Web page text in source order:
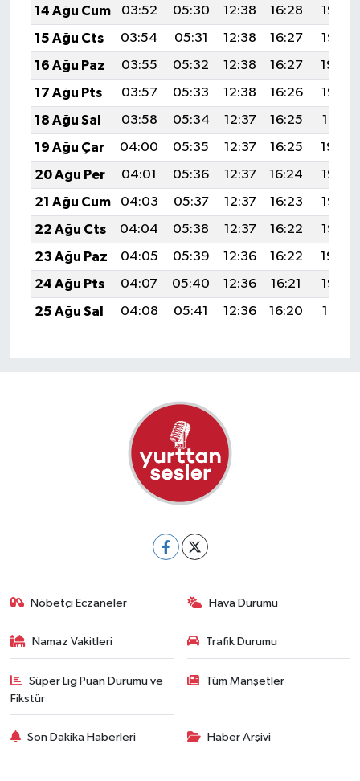
14 Ağu Cum
03:52 05:30 12:38 16:28
19:37
15 Ağu Cts
03:54 05:31 12:38 16:27
19:35
16 Ağu Paz
03:55 05:32 12:38 16:27
19:34
17 Ağu Pts
03:57 05:33 12:38 16:26
19:32
18 Ağu Sal
03:58 05:34 12:37 16:25
19:31
19 Ağu Çar
04:00 05:35 12:37 16:25
19:30
20 Ağu Per
04:01 05:36 12:37 16:24
19:28
21 Ağu Cum
04:03 05:37 12:37 16:23
19:27
22 Ağu Cts
04:04 05:38 12:37 16:22
19:25
23 Ağu Paz
04:05 05:39 12:36 16:22
19:24
24 Ağu Pts
04:07 05:40 12:36 16:21
19:22
25 Ağu Sal
04:08 05:41 12:36 16:20 19:21
Nöbetçi Eczaneler Hava Durumu
Namaz Vakitleri Trafik Durumu
Süper Lig Puan Durumu ve
Fikstür
Tüm Manşetler
Son Dakika Haberleri Haber Arşivi